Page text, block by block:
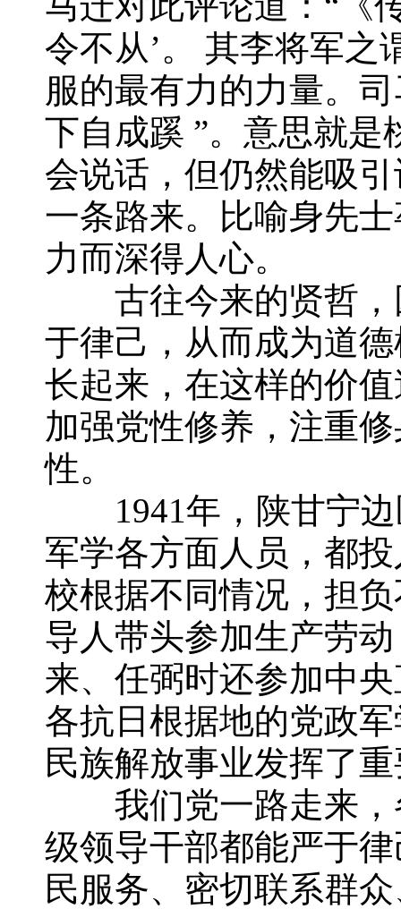
令不从’。 其李将军之
服的最有力的力量。
下自成蹊 ”。意思就
会说话，但仍然能吸
一条路来。比喻身先
力而深得人心。
古往今来的贤哲，
于律己，从而成为道
长起来，在这样的价
加强党性修养，注重
性。
1941年，陕甘宁边
军学各方面人员，都
校根据不同情况，担
导人带头参加生产劳
来、任弼时还参加中
各抗日根据地的党政
民族解放事业发挥了
我们党一路走来，
级领导干部都能严于
民服务、密切联系群